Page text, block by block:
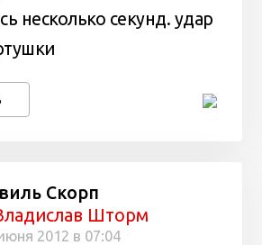
несколько секунд. удар
Скорп
Шторм
2012 в 07:04